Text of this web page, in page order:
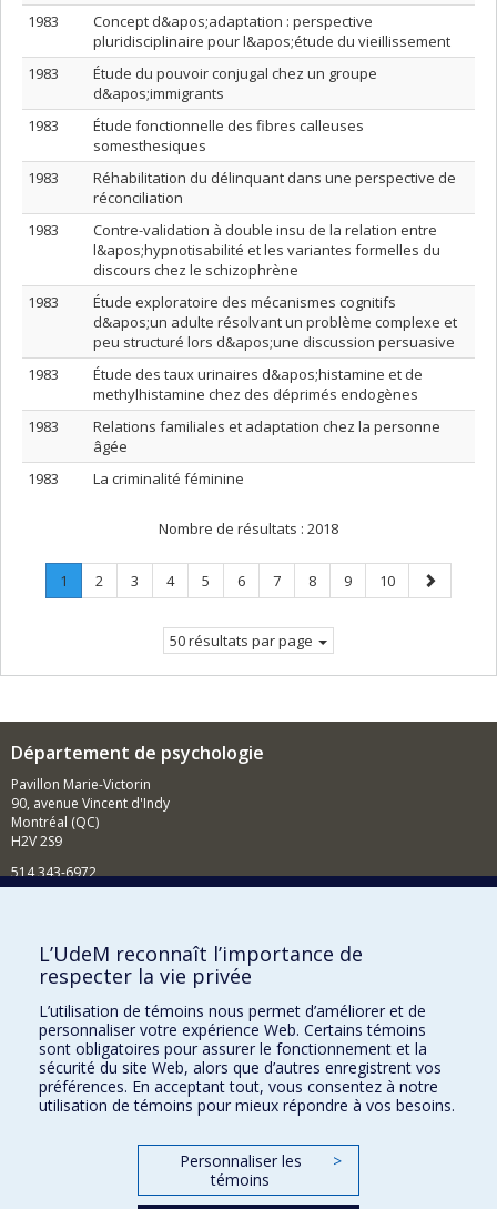
1983
Concept d&apos;adaptation : perspective
pluridisciplinaire pour l&apos;étude du vieillissement
1983
Étude du pouvoir conjugal chez un groupe
d&apos;immigrants
1983
Étude fonctionnelle des fibres calleuses
somesthesiques
1983
Réhabilitation du délinquant dans une perspective de
réconciliation
1983
Contre-validation à double insu de la relation entre
l&apos;hypnotisabilité et les variantes formelles du
discours chez le schizophrène
1983
Étude exploratoire des mécanismes cognitifs
d&apos;un adulte résolvant un problème complexe et
peu structuré lors d&apos;une discussion persuasive
1983
Étude des taux urinaires d&apos;histamine et de
methylhistamine chez des déprimés endogènes
1983
Relations familiales et adaptation chez la personne
âgée
1983
La criminalité féminine
Nombre de résultats : 2018
Page
1
Page
Page
2 Page
3 Page
4 Page
5 Page
6 Page
7 Page
8 Page
9 Page
10
Page
suivante
50 résultats par page
Département de psychologie
Pavillon Marie-Victorin
90, avenue Vincent d'Indy
Montréal (QC)
H2V 2S9
514 343-6972
Comment soutenir le Département?
BESOIN D'AIDE?
Plan du site
Signaler une erreur
Accessibilité
FACULTÉ DES ARTS ET DES SCIENCES
Nos départements et écoles
L’UdeM reconnaît l’importance de
respecter la vie privée
L’utilisation de témoins nous permet d’améliorer et de
personnaliser votre expérience Web. Certains témoins
sont obligatoires pour assurer le fonctionnement et la
sécurité du site Web, alors que d’autres enregistrent vos
préférences. En acceptant tout, vous consentez à notre
utilisation de témoins pour mieux répondre à vos besoins.
Personnaliser les
témoins
>